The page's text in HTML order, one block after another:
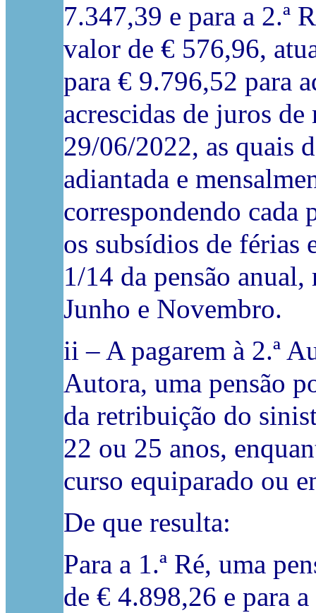
7.347,39 e para a 2.ª
valor de € 576,96,
para € 9.796,52 para
acrescidas de juros
29/06/2022, as quais
adiantada e
correspondendo cada
os subsídios de férias
1/14 da pensão anual,
Junho e Novembro.
ii – A pagarem à 2.ª
Autora, uma pensão
da retribuição do
22 ou 25 anos,
curso equiparado ou
De que resulta:
Para a 1.ª Ré, uma
de € 4.898,26 e para